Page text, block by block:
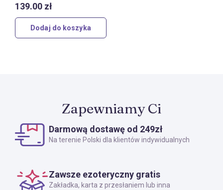
Dodaj do koszyka
139.00 zł
Zapewniamy Ci
Darmową dostawę od 249zł
Na terenie Polski dla klientów indywidualnych
Zawsze ezoteryczny gratis
Zakładka, karta z przesłaniem lub inna